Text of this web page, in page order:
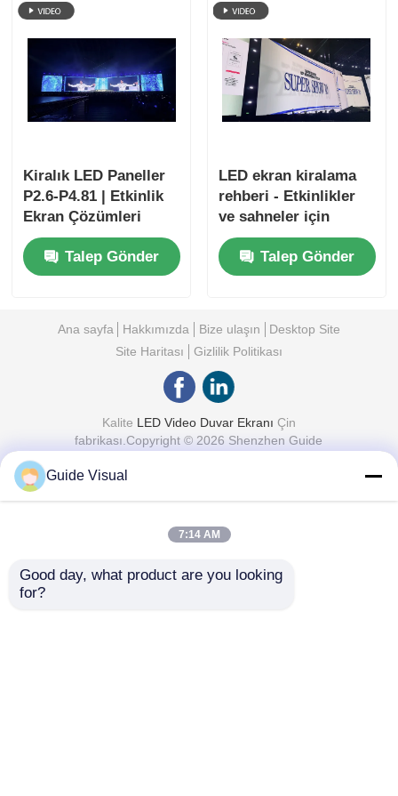
Kiralık LED Paneller
P2.6-P4.81 | Etkinlik
Ekran Çözümleri
Talep Gönder
LED ekran kiralama
rehberi - Etkinlikler
ve sahneler için
modüler video
panelleriTalep Gönder
Ana sayfa Hakkımızda Bize ulaşın
Desktop Site
Site Haritası
Gizlilik Politikası
Kalite LED Video Duvar Ekranı Çin
fabrikası.Copyright © 2026 Shenzhen Guide
Guide Visual
7:14 AM
Good day, what product are you looking
for?